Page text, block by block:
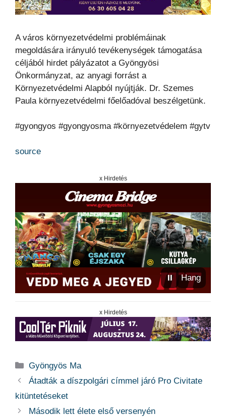
A város környezetvédelmi problémáinak
megoldására irányuló tevékenységek támogatása
céljából hirdet pályázatot a Gyöngyösi
Önkormányzat, az anyagi forrást a
Környezetvédelmi Alapból nyújtják. Dr. Szemes
Paula környezetvédelmi főelőadóval beszélgetünk.
#gyongyos #gyongyosma #környezetvédelem #gytv
source
x Hirdetés
⏸ Hang
x Hirdetés
Kategória
Gyöngyös Ma
Átadták a díszpolgári címmel járó Pro Civitate
kitüntetéseket
Második lett élete első versenyén